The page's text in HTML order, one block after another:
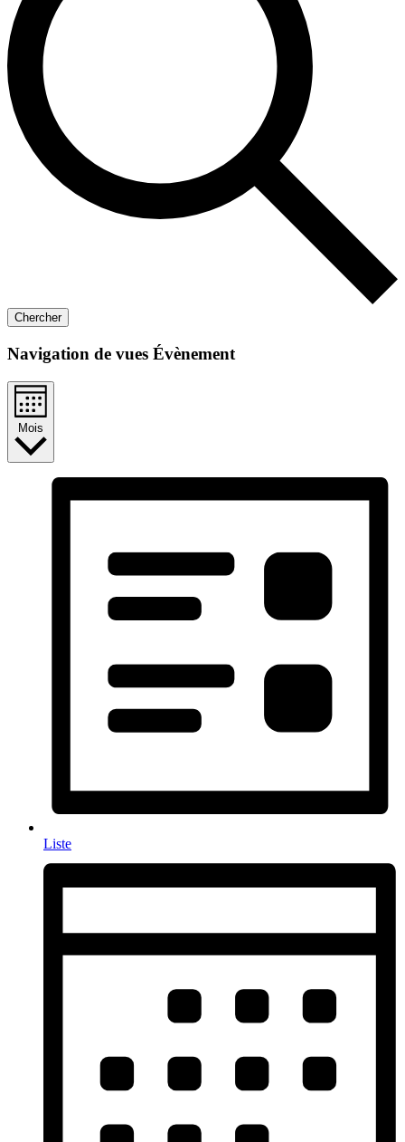
Chercher
Navigation de vues Évènement
Mois
Liste